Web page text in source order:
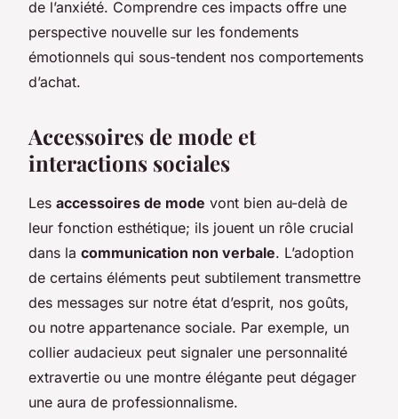
de l’anxiété. Comprendre ces impacts offre une
perspective nouvelle sur les fondements
émotionnels qui sous-tendent nos comportements
d’achat.
Accessoires de mode et
interactions sociales
Les accessoires de mode vont bien au-delà de
leur fonction esthétique; ils jouent un rôle crucial
dans la communication non verbale. L’adoption
de certains éléments peut subtilement transmettre
des messages sur notre état d’esprit, nos goûts,
ou notre appartenance sociale. Par exemple, un
collier audacieux peut signaler une personnalité
extravertie ou une montre élégante peut dégager
une aura de professionnalisme.